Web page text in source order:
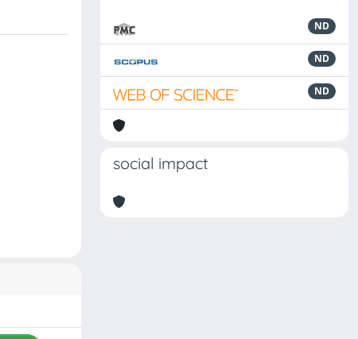
ND
ND
ND
social impact